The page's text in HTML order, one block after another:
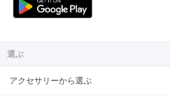
選ぶ
アクセサリーから選ぶ